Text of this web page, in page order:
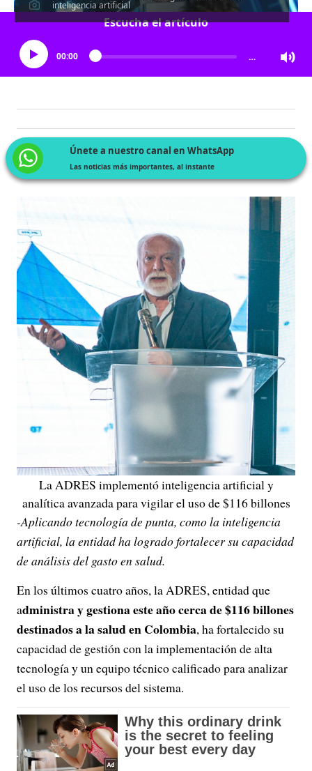
inteligencia artificial
Escucha el artículo
00:00 …
Únete a nuestro canal en WhatsApp
Las noticias más importantes, al instante
La ADRES implementó inteligencia artificial y
analítica avanzada para vigilar el uso de $116 billones
-Aplicando tecnología de punta, como la inteligencia
artificial, la entidad ha logrado fortalecer su capacidad
de análisis del gasto en salud.
En los últimos cuatro años, la ADRES, entidad que
administra y gestiona este año cerca de $116 billones
destinados a la salud en Colombia, ha fortalecido su
capacidad de gestión con la implementación de alta
tecnología y un equipo técnico calificado para analizar
el uso de los recursos del sistema.